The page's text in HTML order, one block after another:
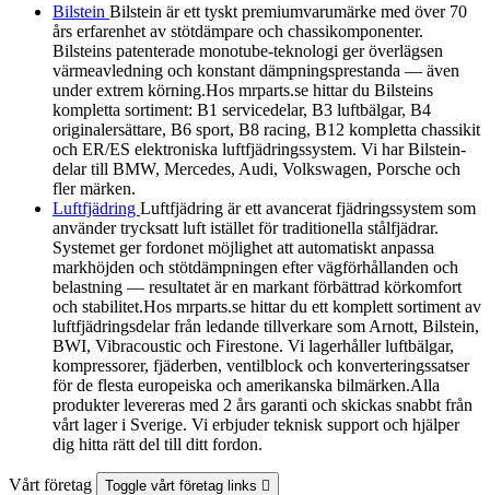
Bilstein Bilstein är ett tyskt premiumvarumärke med över 70
års erfarenhet av stötdämpare och chassikomponenter.
Bilsteins patenterade monotube-teknologi ger överlägsen
värmeavledning och konstant dämpningsprestanda — även
under extrem körning.Hos mrparts.se hittar du Bilsteins
kompletta sortiment: B1 servicedelar, B3 luftbälgar, B4
originalersättare, B6 sport, B8 racing, B12 kompletta chassikit
och ER/ES elektroniska luftfjädringssystem. Vi har Bilstein-
delar till BMW, Mercedes, Audi, Volkswagen, Porsche och
fler märken.
Luftfjädring Luftfjädring är ett avancerat fjädringssystem som
använder trycksatt luft istället för traditionella stålfjädrar.
Systemet ger fordonet möjlighet att automatiskt anpassa
markhöjden och stötdämpningen efter vägförhållanden och
belastning — resultatet är en markant förbättrad körkomfort
och stabilitet.Hos mrparts.se hittar du ett komplett sortiment av
luftfjädringsdelar från ledande tillverkare som Arnott, Bilstein,
BWI, Vibracoustic och Firestone. Vi lagerhåller luftbälgar,
kompressorer, fjäderben, ventilblock och konverteringssatser
för de flesta europeiska och amerikanska bilmärken.Alla
produkter levereras med 2 års garanti och skickas snabbt från
vårt lager i Sverige. Vi erbjuder teknisk support och hjälper
dig hitta rätt del till ditt fordon.
Vårt företag Toggle vårt företag links 